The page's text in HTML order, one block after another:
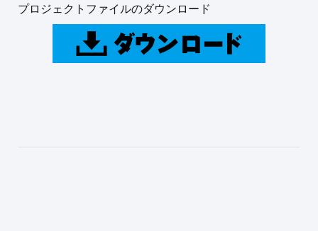
プロジェクトファイルのダウンロード